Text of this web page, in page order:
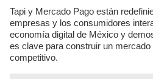
Tapi y Mercado Pago están
empresas y los consumidores
economía digital de México y
es clave para construir un
competitivo.